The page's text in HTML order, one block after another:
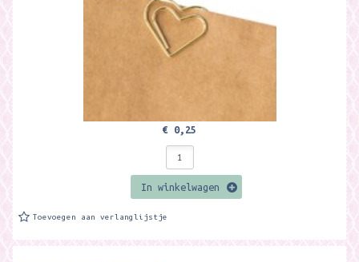
€ 0,25
In winkelwagen
Toevoegen aan verlanglijstje